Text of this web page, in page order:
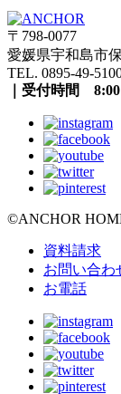
〒798-0077
愛媛県宇和島市
TEL. 0895-49-
｜受付時間
©ANCHOR
資料請求
お問い合わ
お電話